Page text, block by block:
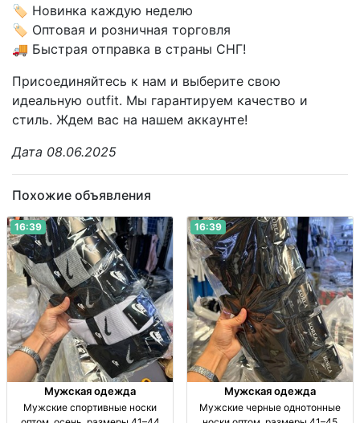
🏷 Новинка каждую неделю
🏷 Оптовая и розничная торговля
🚚 Быстрая отправка в страны СНГ!
Присоединяйтесь к нам и выберите свою
идеальную outfit. Мы гарантируем качество и
стиль. Ждем вас на нашем аккаунте!
Дата 08.06.2025
Похожие объявления
16:39
Мужская одежда
Мужские спортивные носки
16:39
Мужская одежда
Мужские черные однотонные